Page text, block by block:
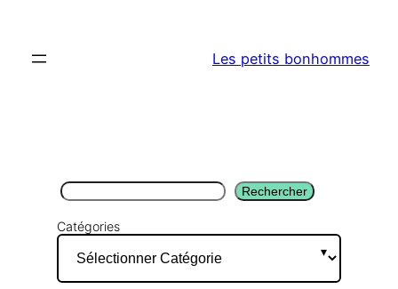
contenu
Les petits bonhommes
Rechercher Rechercher
Catégories